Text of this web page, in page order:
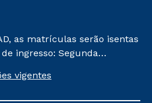
as matrículas serão isentas
ingresso: Segunda
de matrícula será de R$
vigentes